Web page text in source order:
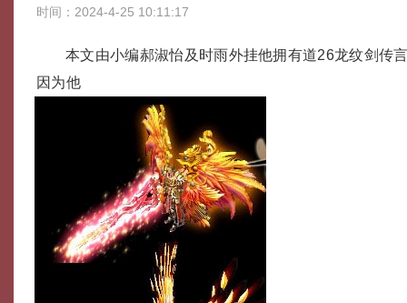
时间：2024-4-25 10:11:17
本文由小编郝淑怡及时雨外挂他拥有道26龙纹剑传
因为他